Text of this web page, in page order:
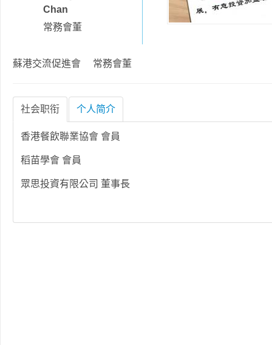
Chan
常務會董
蘇港交流促進會 常務會董
社会职衔 个人简介
香港餐飲聯業協會 會員
稻苗學會 會員
眾思投資有限公司 董事長